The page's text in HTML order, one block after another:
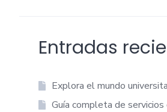
Entradas
Explora el mundo
Guía completa de